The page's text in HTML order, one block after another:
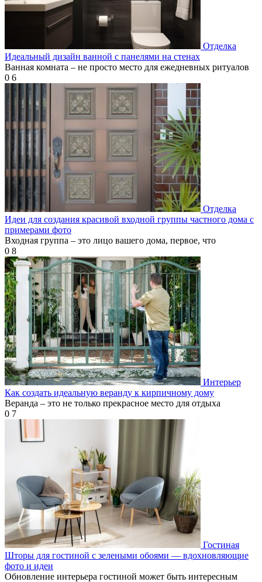
Отделка
Идеальный дизайн ванной с панелями на стенах
Ванная комната – не просто место для ежедневных ритуалов
0 6
Отделка
Идеи для создания красивой входной группы частного дома с
примерами фото
Входная группа – это лицо вашего дома, первое, что
0 8
Интерьер
Как создать идеальную веранду к кирпичному дому
Веранда – это не только прекрасное место для отдыха
0 7
Гостиная
Шторы для гостиной с зелеными обоями — вдохновляющие
фото и идеи
Обновление интерьера гостиной может быть интересным